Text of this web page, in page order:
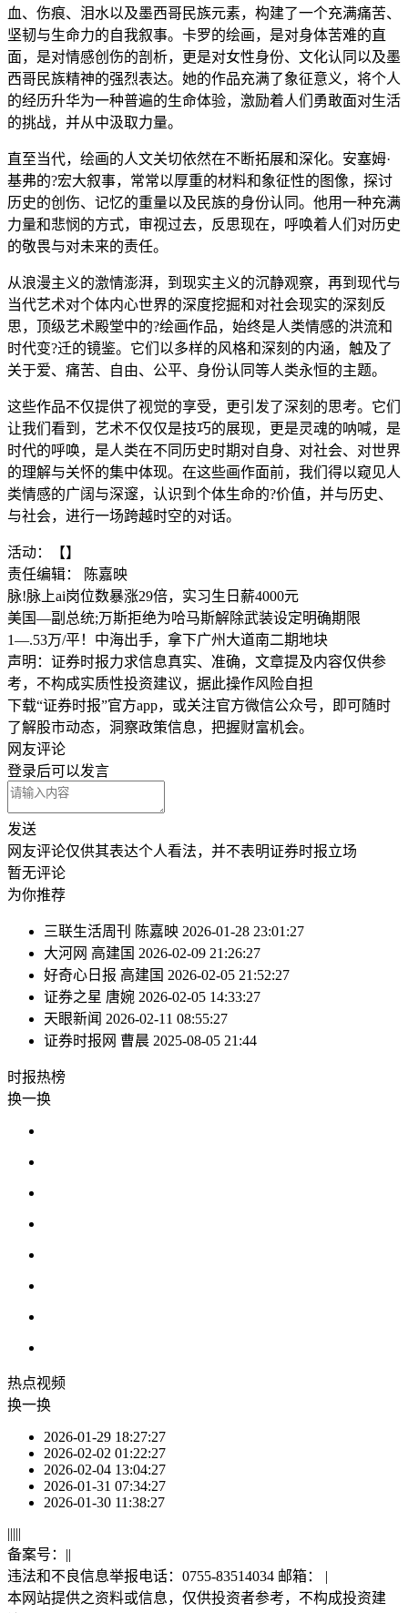
血、伤痕、泪水以及墨西哥民族元素，构建了一个充满痛苦、
坚韧与生命力的自我叙事。卡罗的绘画，是对身体苦难的直
面，是对情感创伤的剖析，更是对女性身份、文化认同以及墨
西哥民族精神的强烈表达。她的作品充满了象征意义，将个人
的经历升华为一种普遍的生命体验，激励着人们勇敢面对生活
的挑战，并从中汲取力量。
直至当代，绘画的人文关切依然在不断拓展和深化。安塞姆·
基弗的?宏大叙事，常常以厚重的材料和象征性的图像，探讨
历史的创伤、记忆的重量以及民族的身份认同。他用一种充满
力量和悲悯的方式，审视过去，反思现在，呼唤着人们对历史
的敬畏与对未来的责任。
从浪漫主义的激情澎湃，到现实主义的沉静观察，再到现代与
当代艺术对个体内心世界的深度挖掘和对社会现实的深刻反
思，顶级艺术殿堂中的?绘画作品，始终是人类情感的洪流和
时代变?迁的镜鉴。它们以多样的风格和深刻的内涵，触及了
关于爱、痛苦、自由、公平、身份认同等人类永恒的主题。
这些作品不仅提供了视觉的享受，更引发了深刻的思考。它们
让我们看到，艺术不仅仅是技巧的展现，更是灵魂的呐喊，是
时代的呼唤，是人类在不同历史时期对自身、对社会、对世界
的理解与关怀的集中体现。在这些画作面前，我们得以窥见人
类情感的广阔与深邃，认识到个体生命的?价值，并与历史、
与社会，进行一场跨越时空的对话。
活动：【】
责任编辑： 陈嘉映
脉!脉上ai岗位数暴涨29倍，实习生日薪4000元
美国—副总统;万斯拒绝为哈马斯解除武装设定明确期限
1—.53万/平！中海出手，拿下广州大道南二期地块
声明：证券时报力求信息真实、准确，文章提及内容仅供参
考，不构成实质性投资建议，据此操作风险自担
下载“证券时报”官方app，或关注官方微信公众号，即可随时
了解股市动态，洞察政策信息，把握财富机会。
网友评论
登录后可以发言
发送
网友评论仅供其表达个人看法，并不表明证券时报立场
暂无评论
为你推荐
三联生活周刊 陈嘉映 2026-01-28 23:01:27
大河网 高建国 2026-02-09 21:26:27
好奇心日报 高建国 2026-02-05 21:52:27
证券之星 唐婉 2026-02-05 14:33:27
天眼新闻 2026-02-11 08:55:27
证券时报网 曹晨 2025-08-05 21:44
时报热榜
换一换
热点视频
换一换
2026-01-29 18:27:27
2026-02-02 01:22:27
2026-02-04 13:04:27
2026-01-31 07:34:27
2026-01-30 11:38:27
|||||
备案号： ||
违法和不良信息举报电话：0755-83514034 邮箱： |
本网站提供之资料或信息，仅供投资者参考，不构成投资建